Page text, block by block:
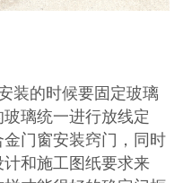
的时候要固定玻璃
璃统一进行放线定
门窗安装窍门，同时
和施工图纸要求来